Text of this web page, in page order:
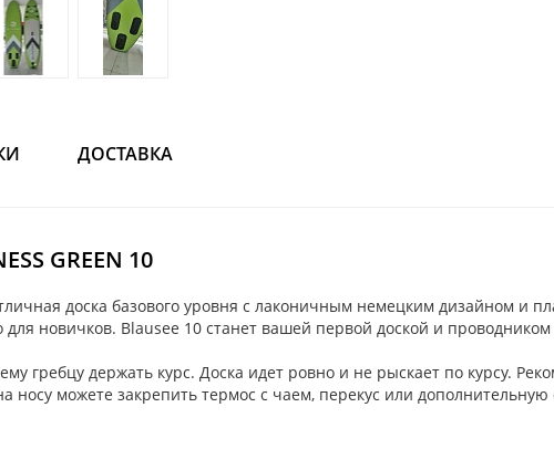
ДОСТАВКА
GREEN 10
доска базового уровня с лаконичным немецким дизайном и
для новичков. Blausee 10 станет вашей первой доской и
гребцу держать курс. Доска идет ровно и не рыскает по курсу.
носу можете закрепить термос с чаем, перекус или дополнительную